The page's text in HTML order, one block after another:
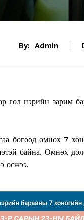
By: Admin
гол нэрийн зарим
бөгөөд өмнөх 7
байна. Өмнөх
өсжээ.